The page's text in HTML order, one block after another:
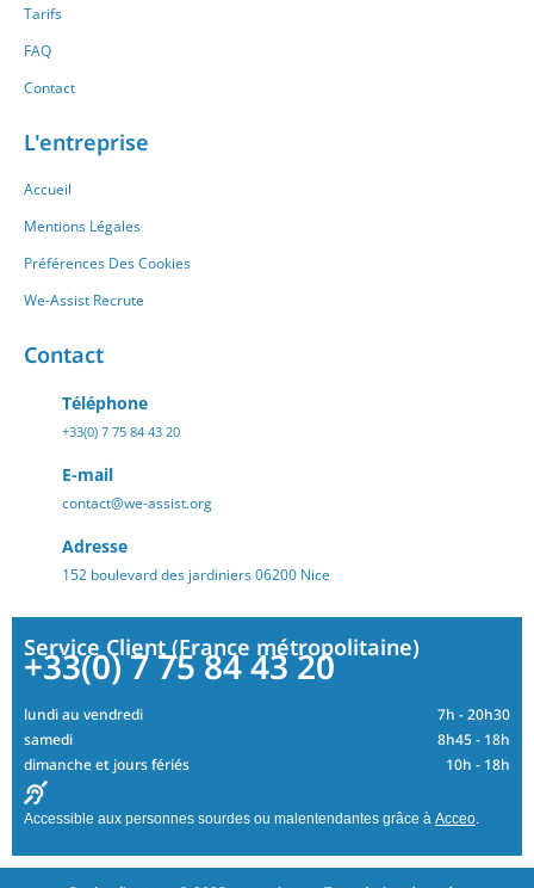
Tarifs
FAQ
Contact
L'entreprise
Accueil
Mentions Légales
Préférences Des Cookies
We-Assist Recrute
Contact
Téléphone
+33(0) 7 75 84 43 20
E-mail
contact@we-assist.org
Adresse
152 boulevard des jardiniers 06200 Nice
Service Client (France métropolitaine)
+33(0) 7 75 84 43 20
lundi au vendredi
7h - 20h30
samedi
8h45 - 18h
dimanche et jours fériés
10h - 18h
Accessible aux personnes sourdes ou malentendantes grâce à Acceo.